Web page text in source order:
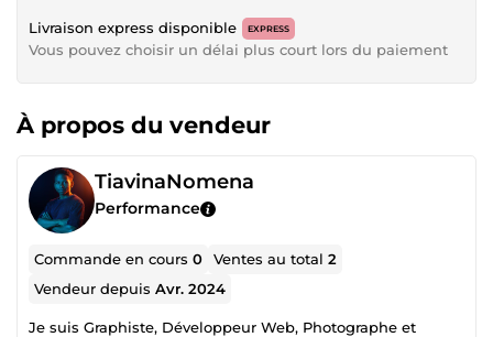
Livraison express disponible EXPRESS
Vous pouvez choisir un délai plus court lors du paiement
À propos du vendeur
TiavinaNomena
Performance
Commande en cours0 Ventes au total2
Vendeur depuisAvr. 2024
Je suis Graphiste, Développeur Web, Photographe et